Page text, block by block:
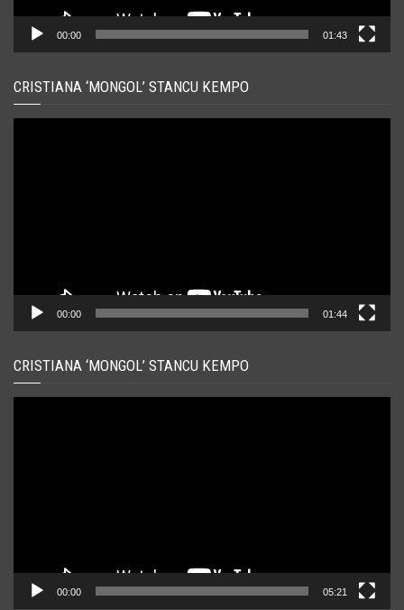
00:00 01:43
CRISTIANA ‘MONGOL’ STANCU KEMPO
00:00 01:44
CRISTIANA ‘MONGOL’ STANCU KEMPO
00:00 05:21